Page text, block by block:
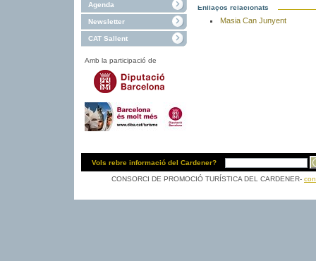
Agenda
Newsletter
CAT Sallent
Amb la participació de
Enllaços relacionats
Masia Can Junyent
Vols rebre informació del Cardener?
CONSORCI DE PROMOCIÓ TURÍSTICA DEL CARDENER-